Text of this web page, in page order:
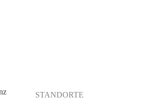
STANDORTE